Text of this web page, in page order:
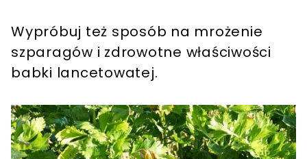
Wypróbuj też sposób na mrożenie
szparagów i zdrowotne właściwości
babki lancetowatej.